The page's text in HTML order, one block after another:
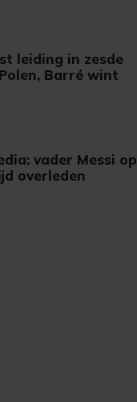
leiding in zesde
Barré wint
vader Messi op
overleden